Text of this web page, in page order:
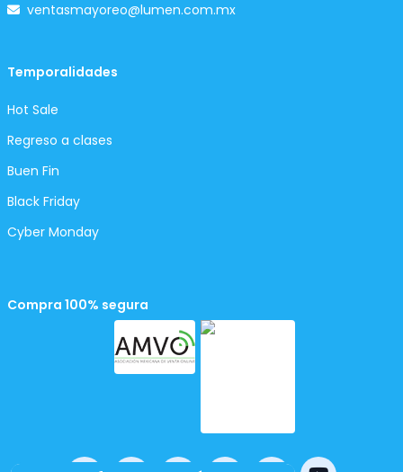
ventasmayoreo@lumen.com.mx
Temporalidades
Hot Sale
Regreso a clases
Buen Fin
Black Friday
Cyber Monday
Compra 100% segura